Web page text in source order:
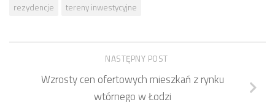
rezydencje
tereny inwestycyjne
NASTĘPNY POST
Wzrosty cen ofertowych mieszkań z rynku
wtórnego w Łodzi